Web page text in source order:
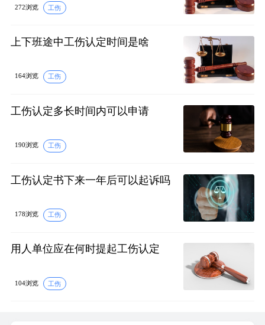
272浏览 工伤
上下班途中工伤认定时间是啥
164浏览 工伤
工伤认定多长时间内可以申请
190浏览 工伤
工伤认定书下来一年后可以起诉吗
178浏览 工伤
用人单位应在何时提起工伤认定
104浏览 工伤